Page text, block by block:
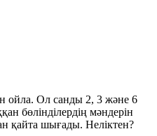
ойла. Ол санды 2, 3 және 6
бөлінділердің мәндерін
қайта шығады. Неліктен?